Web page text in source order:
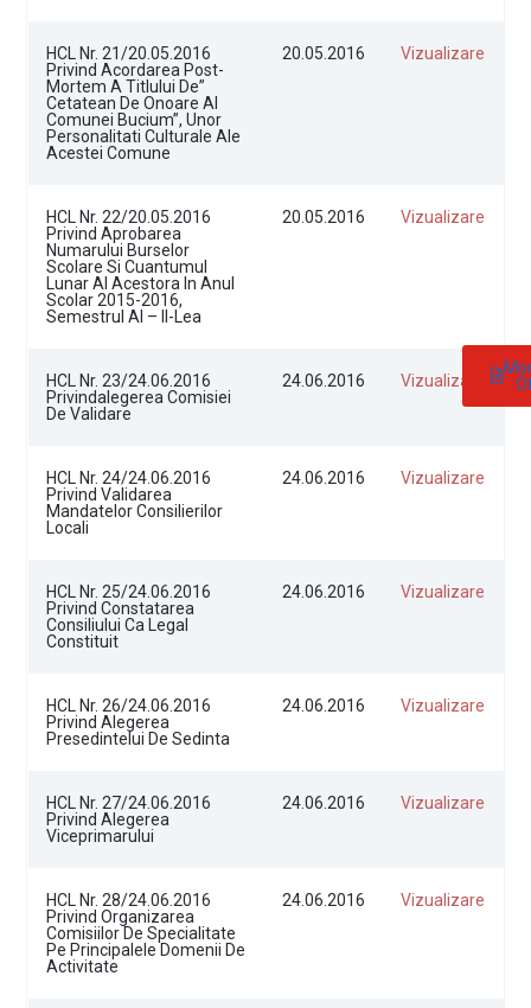
HCL Nr. 21/20.05.2016
Privind Acordarea Post-
Mortem A Titlului De”
Cetatean De Onoare Al
Comunei Bucium”, Unor
Personalitati Culturale Ale
Acestei Comune
20.05.2016 Vizualizare
HCL Nr. 22/20.05.2016
Privind Aprobarea
Numarului Burselor
Scolare Si Cuantumul
Lunar Al Acestora In Anul
Scolar 2015-2016,
Semestrul Al – II-Lea
20.05.2016 Vizualizare
HCL Nr. 23/24.06.2016
Privindalegerea Comisiei
De Validare
24.06.2016 Vizualizare
HCL Nr. 24/24.06.2016
Privind Validarea
Mandatelor Consilierilor
Locali
24.06.2016 Vizualizare
HCL Nr. 25/24.06.2016
Privind Constatarea
Consiliului Ca Legal
Constituit
24.06.2016 Vizualizare
HCL Nr. 26/24.06.2016
Privind Alegerea
Presedintelui De Sedinta
24.06.2016 Vizualizare
HCL Nr. 27/24.06.2016
Privind Alegerea
Viceprimarului
24.06.2016 Vizualizare
HCL Nr. 28/24.06.2016
Privind Organizarea
Comisiilor De Specialitate
Pe Principalele Domenii De
Activitate
24.06.2016 Vizualizare